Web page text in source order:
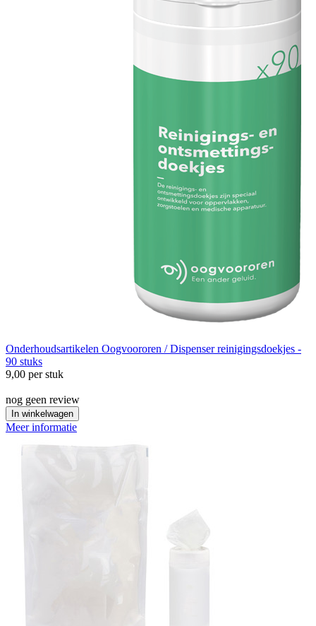
Onderhoudsartikelen Oogvoororen / Dispenser reinigingsdoekjes -
90 stuks
9,00 per stuk
nog geen review
In winkelwagen
Meer informatie